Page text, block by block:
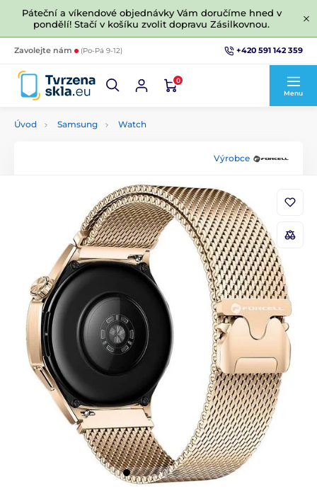
Páteční a víkendové objednávky Vám doručíme hned v
pondělí! Stačí v košíku zvolit dopravu Zásilkovnou.
Zavolejte nám (Po-Pá 9-12) +420 591 142 359
0
Menu
Úvod Samsung Watch
Výrobce